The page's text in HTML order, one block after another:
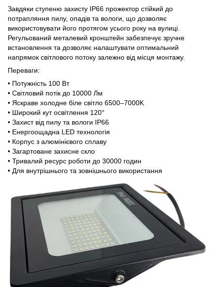
Завдяки ступеню захисту IP66 прожектор стійкий до
потрапляння пилу, опадів та вологи, що дозволяє
використовувати його протягом усього року на вулиці.
Регульований металевий кронштейн забезпечує зручне
встановлення та дозволяє налаштувати оптимальний
напрямок світлового потоку залежно від місця монтажу.
Переваги:
• Потужність 100 Вт
• Світловий потік до 10000 Лм
• Яскраве холодне біле світло 6500–7000K
• Широкий кут освітлення 120°
• Захист від пилу та вологи IP66
• Енергоощадна LED технологія
• Корпус з алюмінієвого сплаву
• Загартоване захисне скло
• Тривалий ресурс роботи до 30000 годин
• Для внутрішнього та зовнішнього використання